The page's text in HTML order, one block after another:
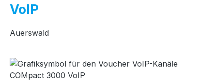
VoIP
Auerswald
Bildergalerie überspringen